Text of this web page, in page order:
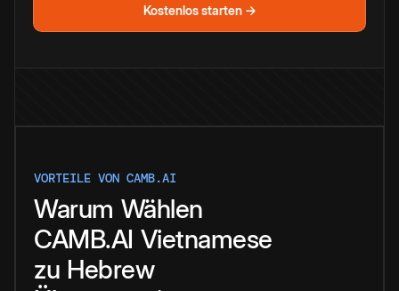
Kostenlos starten →
VORTEILE VON CAMB.AI
Warum Wählen
CAMB.AI Vietnamese
zu Hebrew